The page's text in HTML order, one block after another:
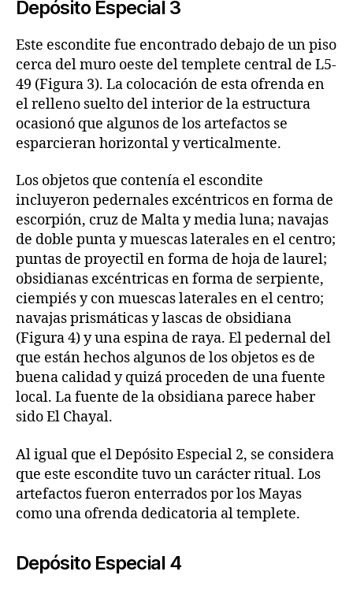
Depósito Especial 3
Este escondite fue encontrado debajo de un piso
cerca del muro oeste del templete central de L5-
49 (Figura 3). La colocación de esta ofrenda en
el relleno suelto del interior de la estructura
ocasionó que algunos de los artefactos se
esparcieran horizontal y verticalmente.
Los objetos que contenía el escondite
incluyeron pedernales excéntricos en forma de
escorpión, cruz de Malta y media luna; navajas
de doble punta y muescas laterales en el centro;
puntas de proyectil en forma de hoja de laurel;
obsidianas excéntricas en forma de serpiente,
ciempiés y con muescas laterales en el centro;
navajas prismáticas y lascas de obsidiana
(Figura 4) y una espina de raya. El pedernal del
que están hechos algunos de los objetos es de
buena calidad y quizá proceden de una fuente
local. La fuente de la obsidiana parece haber
sido El Chayal.
Al igual que el Depósito Especial 2, se considera
que este escondite tuvo un carácter ritual. Los
artefactos fueron enterrados por los Mayas
como una ofrenda dedicatoria al templete.
Depósito Especial 4